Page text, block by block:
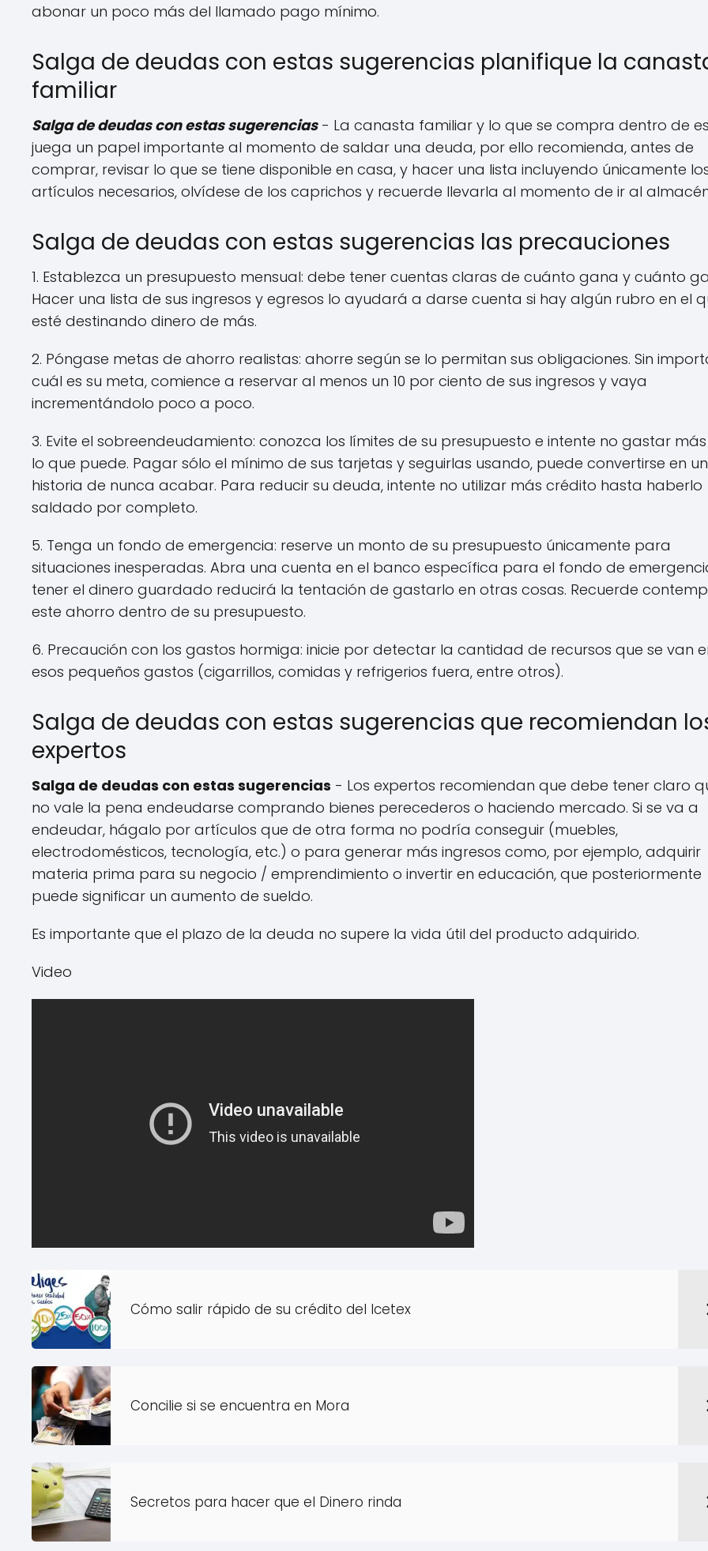
abonar un poco más del llamado pago mínimo.
Salga de deudas con estas sugerencias planifique la
familiar
Salga de deudas con estas sugerencias- La canasta familiar y lo que se compra dentro de
juega un papel importante al momento de saldar una deuda, por ello recomienda, antes de
comprar, revisar lo que se tiene disponible en casa, y hacer una lista incluyendo únicamente
artículos necesarios, olvídese de los caprichos y recuerde llevarla al momento de ir al
Salga de deudas con estas sugerencias las precauciones
1. Establezca un presupuesto mensual: debe tener cuentas claras de cuánto gana y cuánto
Hacer una lista de sus ingresos y egresos lo ayudará a darse cuenta si hay algún rubro en el
esté destinando dinero de más.
2. Póngase metas de ahorro realistas: ahorre según se lo permitan sus obligaciones. Sin
cuál es su meta, comience a reservar al menos un 10 por ciento de sus ingresos y vaya
incrementándolo poco a poco.
3. Evite el sobreendeudamiento: conozca los límites de su presupuesto e intente no gastar
lo que puede. Pagar sólo el mínimo de sus tarjetas y seguirlas usando, puede convertirse en
historia de nunca acabar. Para reducir su deuda, intente no utilizar más crédito hasta haberlo
saldado por completo.
5. Tenga un fondo de emergencia: reserve un monto de su presupuesto únicamente para
situaciones inesperadas. Abra una cuenta en el banco específica para el fondo de
tener el dinero guardado reducirá la tentación de gastarlo en otras cosas. Recuerde
este ahorro dentro de su presupuesto.
6. Precaución con los gastos hormiga: inicie por detectar la cantidad de recursos que se van
esos pequeños gastos (cigarrillos, comidas y refrigerios fuera, entre otros).
Salga de deudas con estas sugerencias que recomiendan
expertos
Salga de deudas con estas sugerencias - Los expertos recomiendan que debe tener claro
no vale la pena endeudarse comprando bienes perecederos o haciendo mercado. Si se va a
endeudar, hágalo por artículos que de otra forma no podría conseguir (muebles,
electrodomésticos, tecnología, etc.) o para generar más ingresos como, por ejemplo, adquirir
materia prima para su negocio / emprendimiento o invertir en educación, que posteriormente
puede significar un aumento de sueldo.
Es importante que el plazo de la deuda no supere la vida útil del producto adquirido.
Video
Cómo salir rápido de su crédito del Icetex
Concilie si se encuentra en Mora
Secretos para hacer que el Dinero rinda